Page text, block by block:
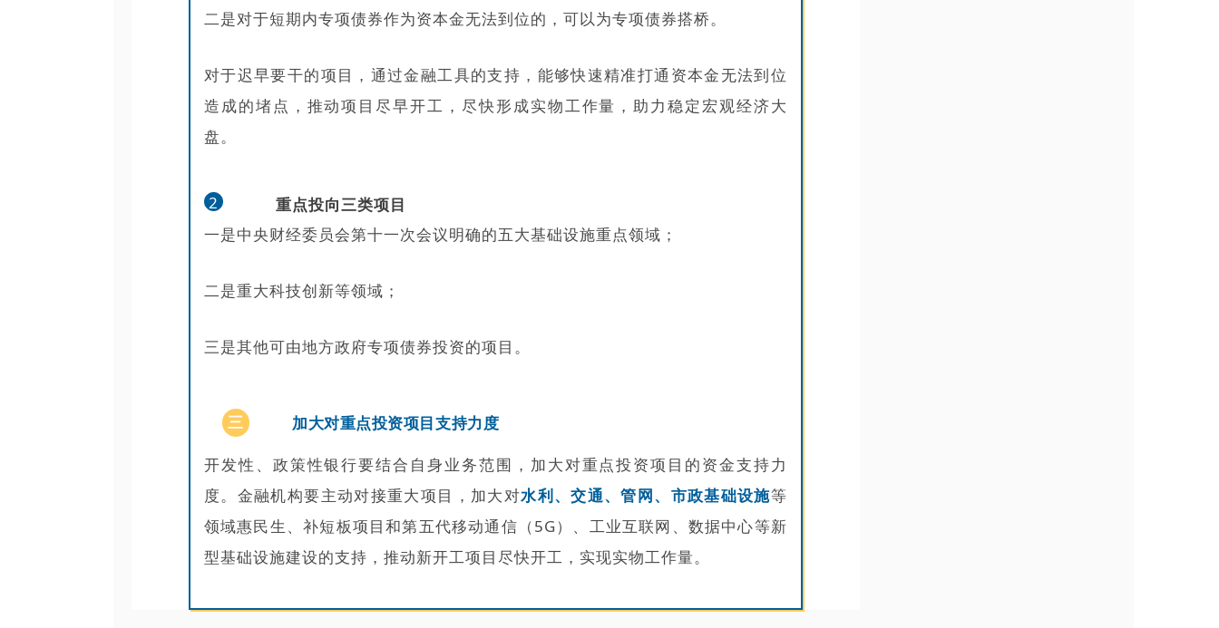
二是对于短期内专项债券作为资本金无法到位的，可以为专项债券搭桥。
对于迟早要干的项目，通过金融工具的支持，能够快速精准打通资本金无法到位
造成的堵点，推动项目尽早开工，尽快形成实物工作量，助力稳定宏观经济大
盘。
2
重点投向三类项目
一是中央财经委员会第十一次会议明确的五大基础设施重点领域；
二是重大科技创新等领域；
三是其他可由地方政府专项债券投资的项目。
三
加大对重点投资项目支持力度
开发性、政策性银行要结合自身业务范围，加大对重点投资项目的资金支持力
度。金融机构要主动对接重大项目，加大对水利、交通、管网、市政基础设施等
领域惠民生、补短板项目和第五代移动通信（5G）、工业互联网、数据中心等新
型基础设施建设的支持，推动新开工项目尽快开工，实现实物工作量。